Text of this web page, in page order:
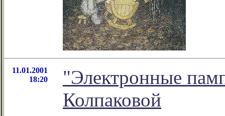
11.01.2001
18:20
"Электронные
Колпаковой